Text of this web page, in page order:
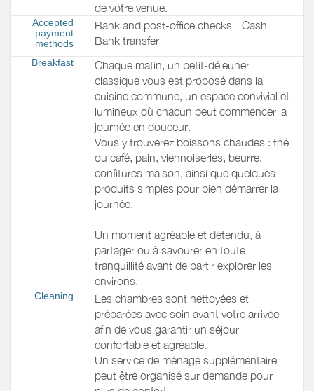
de votre venue.
Accepted
payment
methods
Bank and post-office checks
Cash
Bank transfer
Breakfast
Chaque matin, un petit-déjeuner
classique vous est proposé dans la
cuisine commune, un espace convivial et
lumineux où chacun peut commencer la
journée en douceur.
Vous y trouverez boissons chaudes : thé
ou café, pain, viennoiseries, beurre,
confitures maison, ainsi que quelques
produits simples pour bien démarrer la
journée.
Un moment agréable et détendu, à
partager ou à savourer en toute
tranquillité avant de partir explorer les
environs.
Cleaning
Les chambres sont nettoyées et
préparées avec soin avant votre arrivée
afin de vous garantir un séjour
confortable et agréable.
Un service de ménage supplémentaire
peut être organisé sur demande pour